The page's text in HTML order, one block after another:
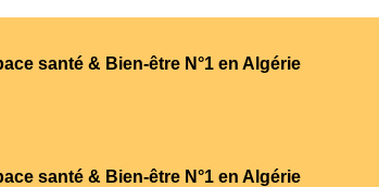
santé & Bien-être N°1 en Algérie
santé & Bien-être N°1 en Algérie